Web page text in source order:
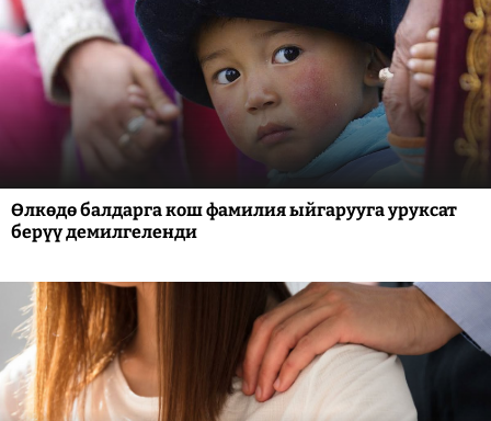
Өлкөдө балдарга кош фамилия ыйгарууга уруксат
берүү демилгеленди